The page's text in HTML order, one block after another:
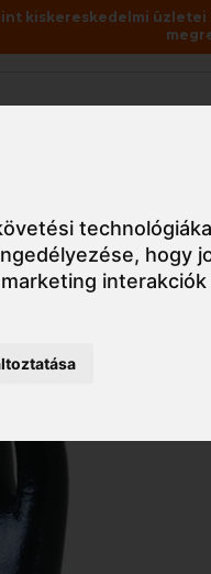
, hogy
kiskereskedelmi